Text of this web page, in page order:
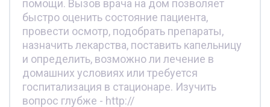
помощи. Вызов врача на дом позволяет
быстро оценить состояние пациента,
провести осмотр, подобрать препараты,
назначить лекарства, поставить капельницу
и определить, возможно ли лечение в
домашних условиях или требуется
госпитализация в стационаре. Изучить
вопрос глубже - http://